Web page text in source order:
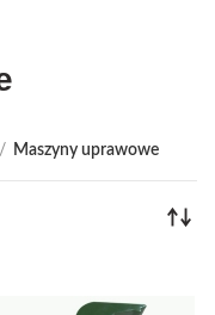
Maszyny uprawowe